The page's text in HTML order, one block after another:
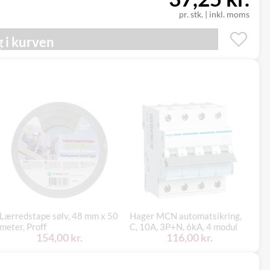
pr. stk. | inkl. moms
i kurven
Lærredstape sølv, 48 mm x 50
meter, Proff
154,00 kr.
Hager MCN automatsikring,
C, 10A, 3P+N, 6kA, 4 modul
116,00 kr.